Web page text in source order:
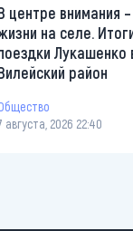
центре внимания
на селе.
Лукашенко
район
августа, 2026 22:40